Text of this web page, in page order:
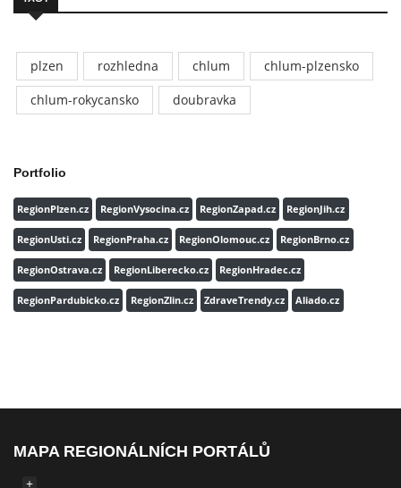
plzen rozhledna chlum
chlum-plzensko
chlum-rokycansko
doubravka
Portfolio
RegionPlzen.cz RegionVysocina.cz RegionZapad.cz RegionJih.cz
RegionUsti.cz RegionPraha.cz RegionOlomouc.cz RegionBrno.cz
RegionOstrava.cz RegionLiberecko.cz RegionHradec.cz
RegionPardubicko.cz RegionZlin.cz ZdraveTrendy.cz Aliado.cz
MAPA REGIONÁLNÍCH PORTÁLŮ
+